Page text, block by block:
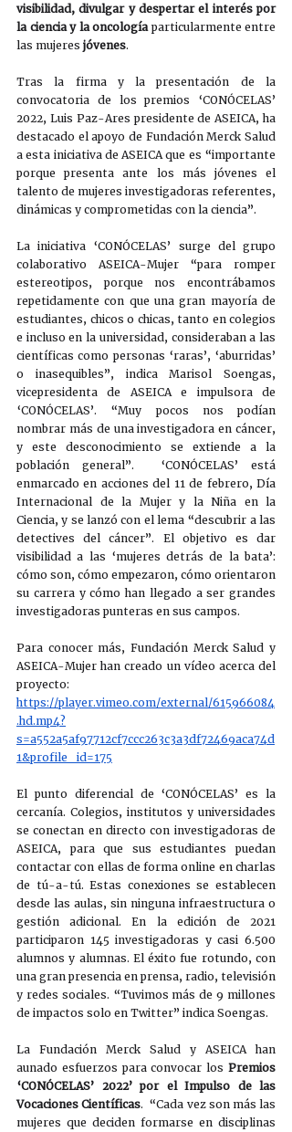
visibilidad, divulgar y despertar el interés por
la ciencia y la oncología particularmente entre
las mujeres jóvenes.
Tras la firma y la presentación de la
convocatoria de los premios ‘CONÓCELAS’
2022, Luis Paz-Ares presidente de ASEICA, ha
destacado el apoyo de Fundación Merck Salud
a esta iniciativa de ASEICA que es “importante
porque presenta ante los más jóvenes el
talento de mujeres investigadoras referentes,
dinámicas y comprometidas con la ciencia”.
La iniciativa ‘CONÓCELAS’ surge del grupo
colaborativo ASEICA-Mujer “para romper
estereotipos, porque nos encontrábamos
repetidamente con que una gran mayoría de
estudiantes, chicos o chicas, tanto en colegios
e incluso en la universidad, consideraban a las
científicas como personas ‘raras’, ‘aburridas’
o inasequibles”, indica Marisol Soengas,
vicepresidenta de ASEICA e impulsora de
‘CONÓCELAS’. “Muy pocos nos podían
nombrar más de una investigadora en cáncer,
y este desconocimiento se extiende a la
población general”.  ‘CONÓCELAS’ está
enmarcado en acciones del 11 de febrero, Día
Internacional de la Mujer y la Niña en la
Ciencia, y se lanzó con el lema “descubrir a las
detectives del cáncer”. El objetivo es dar
visibilidad a las ‘mujeres detrás de la bata’:
cómo son, cómo empezaron, cómo orientaron
su carrera y cómo han llegado a ser grandes
investigadoras punteras en sus campos.
Para conocer más, Fundación Merck Salud y
ASEICA-Mujer han creado un vídeo acerca del
https://player.vimeo.com/external/615966084
.hd.mp4?
s=a552a5af97712cf7ccc263c3a3df72469aca74d
1&profile_id=175
El punto diferencial de ‘CONÓCELAS’ es la
cercanía. Colegios, institutos y universidades
se conectan en directo con investigadoras de
ASEICA, para que sus estudiantes puedan
contactar con ellas de forma online en charlas
de tú-a-tú. Estas conexiones se establecen
desde las aulas, sin ninguna infraestructura o
gestión adicional. En la edición de 2021
participaron 145 investigadoras y casi 6.500
alumnos y alumnas. El éxito fue rotundo, con
una gran presencia en prensa, radio, televisión
y redes sociales. “Tuvimos más de 9 millones
de impactos solo en Twitter” indica Soengas.
La Fundación Merck Salud y ASEICA han
aunado esfuerzos para convocar los Premios
‘CONÓCELAS’ 2022’ por el Impulso de las
Vocaciones Científicas.  “Cada vez son más las
mujeres que deciden formarse en disciplinas